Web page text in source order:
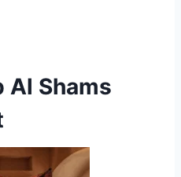
Al Shams